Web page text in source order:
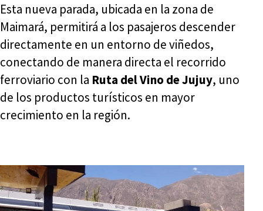
Esta nueva parada, ubicada en la zona de
Maimará, permitirá a los pasajeros descender
directamente en un entorno de viñedos,
conectando de manera directa el recorrido
ferroviario con la Ruta del Vino de Jujuy, uno
de los productos turísticos en mayor
crecimiento en la región.